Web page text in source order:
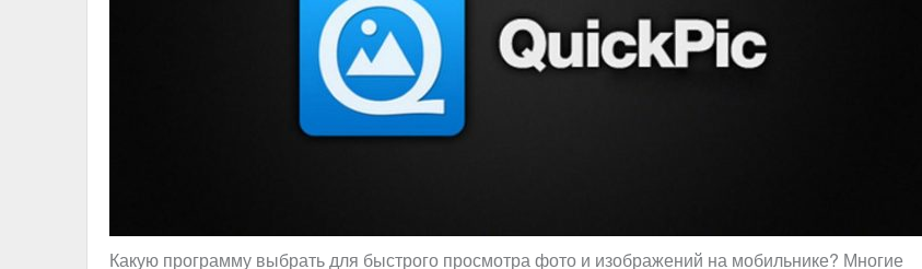
Какую программу выбрать для быстрого просмотра фото и изображений на мобильнике? Многие